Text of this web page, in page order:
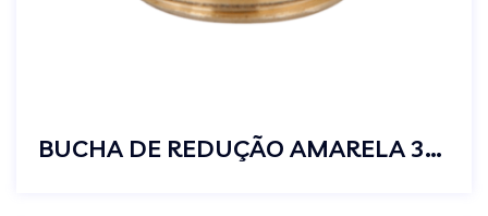
BUCHA DE REDUÇÃO AMARELA 3/4 X 1/2